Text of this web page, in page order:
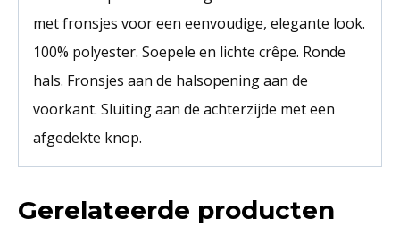
met fronsjes voor een eenvoudige, elegante look.
100% polyester. Soepele en lichte crêpe. Ronde
hals. Fronsjes aan de halsopening aan de
voorkant. Sluiting aan de achterzijde met een
afgedekte knop.
Gerelateerde producten